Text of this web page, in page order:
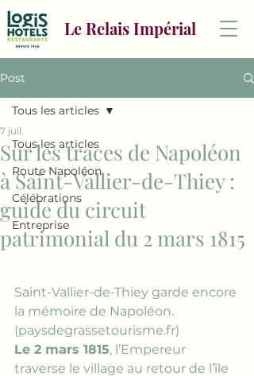
Le Relais Impérial
Post
Tous les articles
Route Napoléon
Célébrations
Entreprise
Tous les articles
Sur les traces de Napoléon
à Saint-Vallier-de-Thiey :
guide du circuit
patrimonial du 2 mars 1815
7 juil.
Saint-Vallier-de-Thiey garde encore
la mémoire de Napoléon.
(paysdegrassetourisme.fr)
Le 2 mars 1815, l’Empereur
traverse le village au retour de l’île